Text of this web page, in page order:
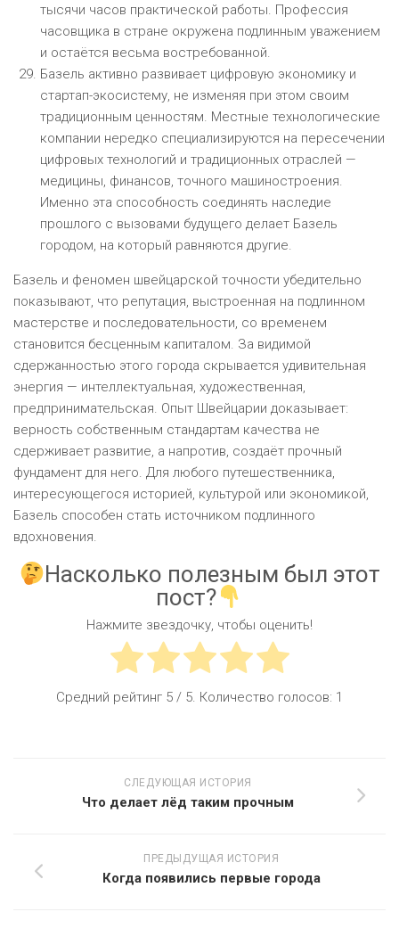
тысячи часов практической работы. Профессия
часовщика в стране окружена подлинным уважением
и остаётся весьма востребованной.
Базель активно развивает цифровую экономику и
стартап-экосистему, не изменяя при этом своим
традиционным ценностям. Местные технологические
компании нередко специализируются на пересечении
цифровых технологий и традиционных отраслей —
медицины, финансов, точного машиностроения.
Именно эта способность соединять наследие
прошлого с вызовами будущего делает Базель
городом, на который равняются другие.
Базель и феномен швейцарской точности убедительно
показывают, что репутация, выстроенная на подлинном
мастерстве и последовательности, со временем
становится бесценным капиталом. За видимой
сдержанностью этого города скрывается удивительная
энергия — интеллектуальная, художественная,
предпринимательская. Опыт Швейцарии доказывает:
верность собственным стандартам качества не
сдерживает развитие, а напротив, создаёт прочный
фундамент для него. Для любого путешественника,
интересующегося историей, культурой или экономикой,
Базель способен стать источником подлинного
вдохновения.
Насколько полезным был этот
пост?
Нажмите звездочку, чтобы оценить!
Средний рейтинг 5 / 5. Количество голосов: 1
СЛЕДУЮЩАЯ ИСТОРИЯ
Что делает лёд таким прочным
ПРЕДЫДУЩАЯ ИСТОРИЯ
Когда появились первые города